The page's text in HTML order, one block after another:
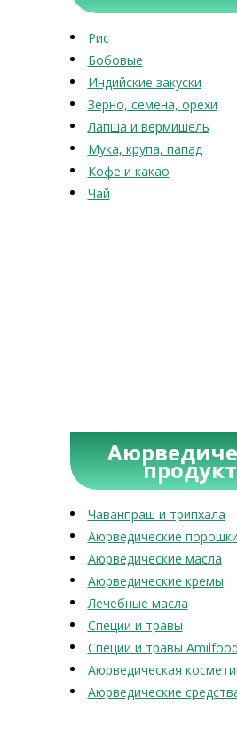
Рис
Бобовые
Индийские закуски
Зерно, семена, орехи
Лапша и вермишель
Мука, крупа, папад
Кофе и какао
Чай
Чаванпраш и трипхала
Аюрведические порошки
Аюрведические масла
Аюрведические кремы
Лечебные масла
Специи и травы
Специи и травы
Аюрведическая
Аюрведические